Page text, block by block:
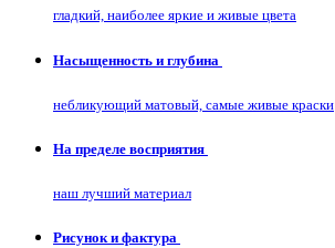
гладкий, наиболее яркие и живые цвета
Насыщенность и глубина
небликующий матовый, самые живые краски
На пределе восприятия
наш лучший материал
Рисунок и фактура